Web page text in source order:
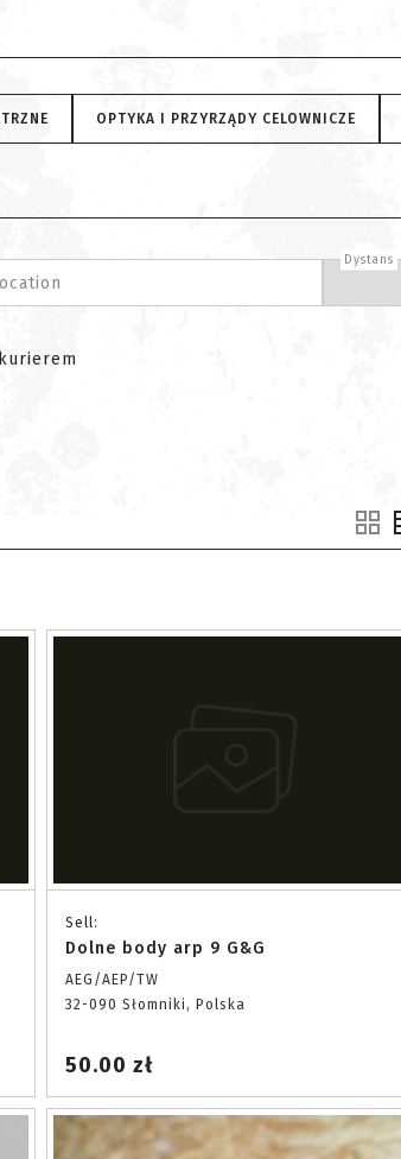
OPTYKA I PRZYRZĄDY CELOWNICZE
Dystans
Sell:
Dolne body arp 9 G&G
AEG/AEP/TW
32-090 Słomniki, Polska
50.00 zł